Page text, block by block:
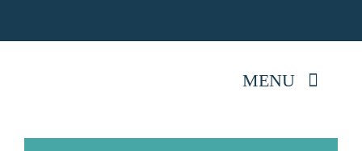
MENU
Startseite